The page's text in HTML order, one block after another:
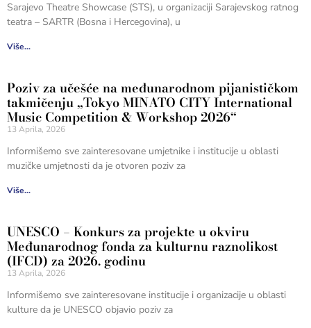
Sarajevo Theatre Showcase (STS), u organizaciji Sarajevskog ratnog
teatra – SARTR (Bosna i Hercegovina), u
Više...
Poziv za učešće na međunarodnom pijanističkom
takmičenju „Tokyo MINATO CITY International
Music Competition & Workshop 2026“
13 Aprila, 2026
Informišemo sve zainteresovane umjetnike i institucije u oblasti
muzičke umjetnosti da je otvoren poziv za
Više...
UNESCO – Konkurs za projekte u okviru
Međunarodnog fonda za kulturnu raznolikost
(IFCD) za 2026. godinu
13 Aprila, 2026
Informišemo sve zainteresovane institucije i organizacije u oblasti
kulture da je UNESCO objavio poziv za